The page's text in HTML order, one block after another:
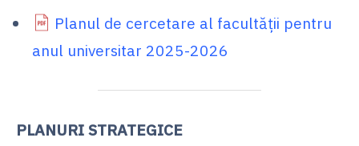
Planul de cercetare al facultății pentru
anul universitar 2025-2026
PLANURI STRATEGICE